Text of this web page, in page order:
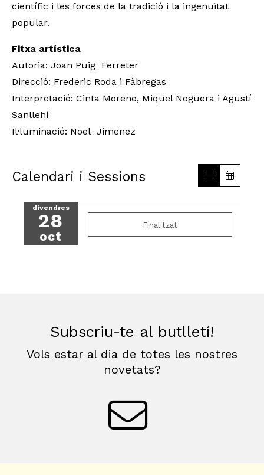
científic i les forces de la tradició i la ingenuïtat
popular.
Fitxa artística
Autoria: Joan Puig Ferreter
Direcció: Frederic Roda i Fàbregas
Interpretació: Cinta Moreno, Miquel Noguera i Agustí
Sanllehí
Il·luminació: Noel Jimenez
Calendari i Sessions
divendres
28
oct
Finalitzat
Subscriu-te al butlletí!
Vols estar al dia de totes les nostres
novetats?